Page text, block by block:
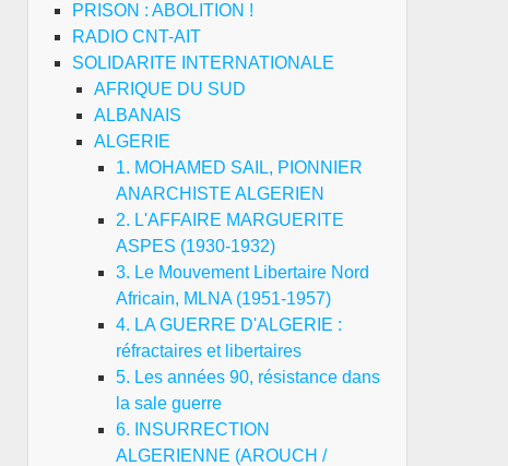
PRISON : ABOLITION !
RADIO CNT-AIT
SOLIDARITE INTERNATIONALE
AFRIQUE DU SUD
ALBANAIS
ALGERIE
1. MOHAMED SAIL, PIONNIER
ANARCHISTE ALGERIEN
2. L'AFFAIRE MARGUERITE
ASPES (1930-1932)
3. Le Mouvement Libertaire Nord
Africain, MLNA (1951-1957)
4. LA GUERRE D'ALGERIE :
réfractaires et libertaires
5. Les années 90, résistance dans
la sale guerre
6. INSURRECTION
ALGERIENNE (AROUCH /